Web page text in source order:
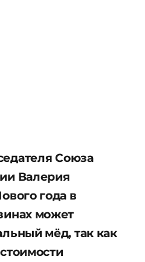
Союза
Валерия
года в
может
мёд, так как